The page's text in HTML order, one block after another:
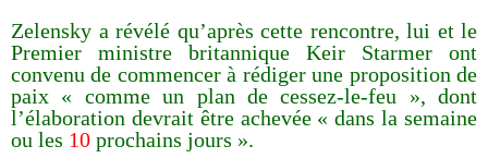
Zelensky a révélé qu’après cette rencontre, lui et le
Premier ministre britannique Keir Starmer ont
convenu de commencer à rédiger une proposition de
paix « comme un plan de cessez-le-feu », dont
l’élaboration devrait être achevée « dans la semaine
ou les 10 prochains jours ».